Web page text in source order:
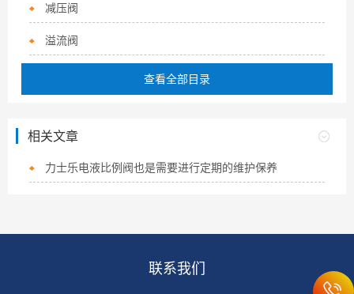
减压阀
溢流阀
查看全部目录
相关文章
力士乐电液比例阀也是需要进行定期的维护保养
联系我们